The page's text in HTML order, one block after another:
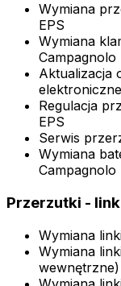
Wymiana
EPS
Wymiana
Campagnolo
Aktualizacja
Regulacja
EPS
Serwis
Wymiana
Campagnolo
Przerzutki -
Wymiana
Wymiana
wewnętrzne)